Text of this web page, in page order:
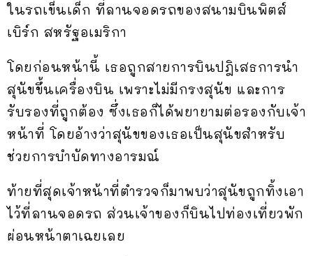
ในรถเข็นเด็ก ที่ลานจอดรถของสนามบินพิตส์
เบิร์ก สหรัฐอเมริกา
โดยก่อนหน้านี้ เธอถูกสายการบินปฎิเสธการนำ
สุนัขขึ้นเครื่องบิน เพราะไม่มีกรงสุนัข และการ
รับรองที่ถูกต้อง ซึ่งเธอก็ได้พยายามต่อรองกับเจ้า
หน้าที่ โดยอ้างว่าสุนัขของเธอเป็นสุนัขสำหรับ
ช่วยการบำบัดทางอารมณ์
ท้ายที่สุดเจ้าหน้าที่ตำรวจก็มาพบว่าสุนัขถูกทิ้งเอา
ไว้ที่ลานจอดรถ ส่วนเจ้าของก็บินไปท่องเที่ยวพัก
ผ่อนหน้าตาเฉยเลย